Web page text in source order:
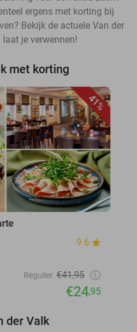
ergens met korting bij
Bekijk de actuele Van der
je verwennen!
met korting
41%
9.6
Regulier €41,95
€24,95
der Valk